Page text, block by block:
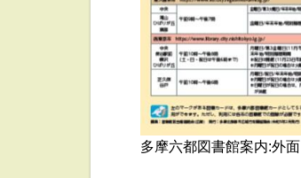
多摩六都図書館案内:外面